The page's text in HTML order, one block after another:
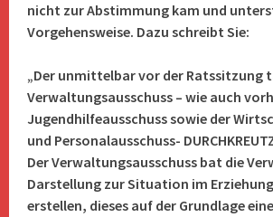
nicht zur Abstimmung kam und
Vorgehensweise. Dazu schreibt Sie:
„Der unmittelbar vor der Ratssitzung
Verwaltungsausschuss – wie auch
Jugendhilfeausschuss sowie der
und Personalausschuss-
Der Verwaltungsausschuss bat die
Darstellung zur Situation im
erstellen, dieses auf der Grundlage